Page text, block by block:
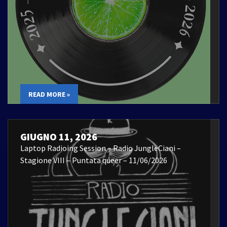
READ MORE »
GIUGNO 11, 2026
Laptop Radioing Session – Radio JungleCiani –
Stagione VIII – Puntata queer – 11/06/2026